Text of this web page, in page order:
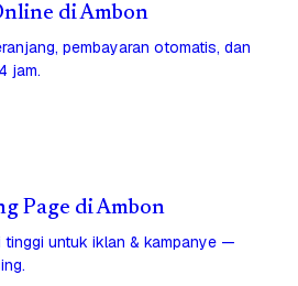
di Ambon
pembayaran otomatis, dan
jam.
Page di Ambon
untuk iklan & kampanye —